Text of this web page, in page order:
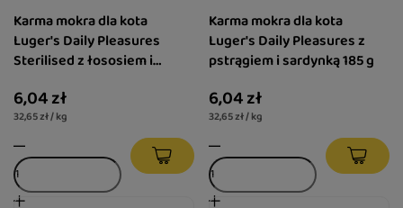
Karma mokra dla kota
Luger's Daily Pleasures
Sterilised z łososiem i
6,04 zł
32,65 zł / kg
Karma mokra dla kota
Luger's Daily Pleasures z
pstrągiem i sardynką 185 g
6,04 zł
32,65 zł / kg